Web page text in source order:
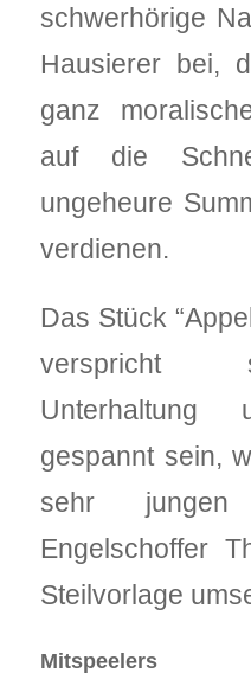
schwerhörige
Hausierer bei,
ganz
auf die
ungeheure
verdienen.
Das Stück
verspricht
gespannt sein,
sehr
Engelschoffer
Steilvorlage
Mitspeelers